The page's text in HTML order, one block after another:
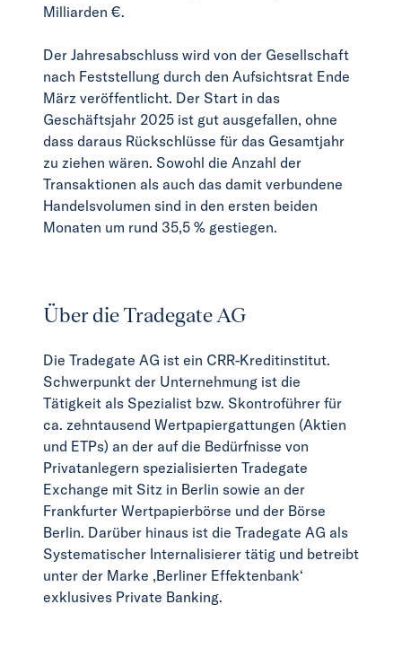
Milliarden €.
Der Jahresabschluss wird von der Gesellschaft
nach Feststellung durch den Aufsichtsrat Ende
März veröffentlicht. Der Start in das
Geschäftsjahr 2025 ist gut ausgefallen, ohne
dass daraus Rückschlüsse für das Gesamtjahr
zu ziehen wären. Sowohl die Anzahl der
Transaktionen als auch das damit verbundene
Handelsvolumen sind in den ersten beiden
Monaten um rund 35,5 % gestiegen.
Über die Tradegate AG
Die Tradegate AG ist ein CRR-Kreditinstitut.
Schwerpunkt der Unternehmung ist die
Tätigkeit als Spezialist bzw. Skontroführer für
ca. zehntausend Wertpapiergattungen (Aktien
und ETPs) an der auf die Bedürfnisse von
Privatanlegern spezialisierten Tradegate
Exchange mit Sitz in Berlin sowie an der
Frankfurter Wertpapierbörse und der Börse
Berlin. Darüber hinaus ist die Tradegate AG als
Systematischer Internalisierer tätig und betreibt
unter der Marke ‚Berliner Effektenbank‘
exklusives Private Banking.